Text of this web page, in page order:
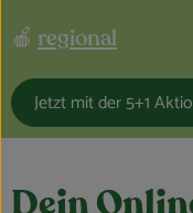
🍎 regional
Jetzt mit der 5+1
Dein